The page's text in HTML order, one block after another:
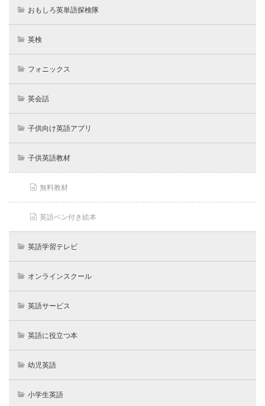
おもしろ英単語探検隊
英検
フォニックス
英会話
子供向け英語アプリ
子供英語教材
無料教材
英語ペン付き絵本
英語学習テレビ
オンラインスクール
英語サービス
英語に役立つ本
幼児英語
小学生英語